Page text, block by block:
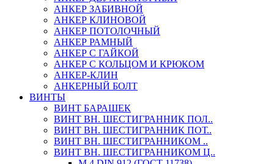
АНКЕР ЗАБИВНОЙ
АНКЕР КЛИНОВОЙ
АНКЕР ПОТОЛОЧНЫЙ
АНКЕР РАМНЫЙ
АНКЕР С ГАЙКОЙ
АНКЕР С КОЛЬЦОМ И КРЮКОМ
АНКЕР-КЛИН
АНКЕРНЫЙ БОЛТ
ВИНТЫ
ВИНТ БАРАШЕК
ВИНТ ВН. ШЕСТИГРАННИК ПОЛ..
ВИНТ ВН. ШЕСТИГРАННИК ПОТ..
ВИНТ ВН. ШЕСТИГРАННИКОМ ..
ВИНТ ВН. ШЕСТИГРАННИКОМ Ц..